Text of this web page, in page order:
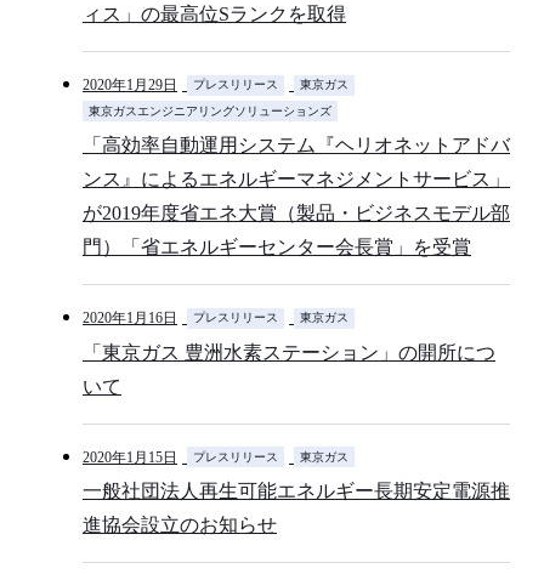
ィス」の最高位Sランクを取得
2020年1月29日 プレスリリース
東京ガス
東京ガスエンジニアリングソリューションズ
「高効率自動運用システム『ヘリオネットアドバ
ンス』によるエネルギーマネジメントサービス」
が2019年度省エネ大賞（製品・ビジネスモデル部
門）「省エネルギーセンター会長賞」を受賞
2020年1月16日 プレスリリース 東京ガス
「東京ガス 豊洲水素ステーション」の開所につ
いて
2020年1月15日 プレスリリース 東京ガス
一般社団法人再生可能エネルギー長期安定電源推
進協会設立のお知らせ